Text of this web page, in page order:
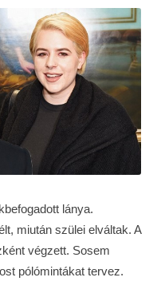
lánya.
miután szülei elváltak. A
végzett. Sosem
pólómintákat tervez.